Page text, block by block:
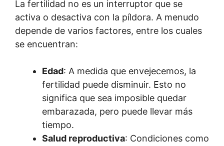
La fertilidad no es un interruptor que se
activa o desactiva con la píldora. A menudo
depende de varios factores, entre los cuales
se encuentran:
Edad: A medida que envejecemos, la
fertilidad puede disminuir. Esto no
significa que sea imposible quedar
embarazada, pero puede llevar más
tiempo.
Salud reproductiva: Condiciones como